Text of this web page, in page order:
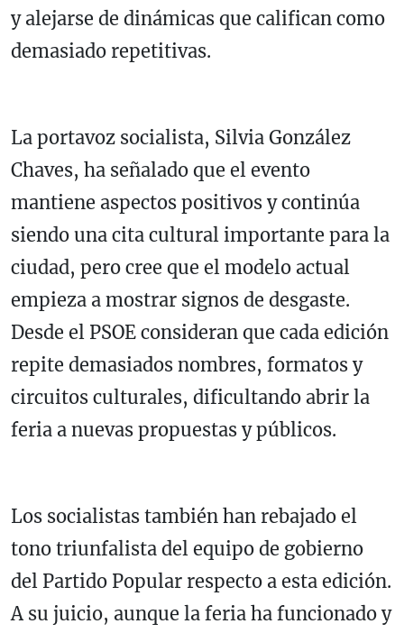
y alejarse de dinámicas que califican como
demasiado repetitivas.
La portavoz socialista, Silvia González
Chaves, ha señalado que el evento
mantiene aspectos positivos y continúa
siendo una cita cultural importante para la
ciudad, pero cree que el modelo actual
empieza a mostrar signos de desgaste.
Desde el PSOE consideran que cada edición
repite demasiados nombres, formatos y
circuitos culturales, dificultando abrir la
feria a nuevas propuestas y públicos.
Los socialistas también han rebajado el
tono triunfalista del equipo de gobierno
del Partido Popular respecto a esta edición.
A su juicio, aunque la feria ha funcionado y